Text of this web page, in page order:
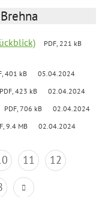
PDF, 221 kB
401 kB 05.04.2024
PDF, 423 kB 02.04.2024
PDF, 706 kB 02.04.2024
9.4 MB 02.04.2024
11
12